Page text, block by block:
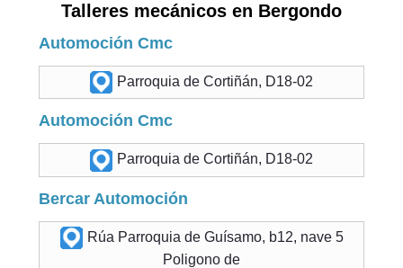
DESGUACES
PARA PROFESIONALES
ALTA TALLER
CONTACTAR
Talleres mecánicos en Bergondo
Automoción Cmc
Parroquia de Cortiñán, D18-02
Automoción Cmc
Parroquia de Cortiñán, D18-02
Bercar Automoción
Rúa Parroquia de Guísamo, b12, nave 5
Poligono de